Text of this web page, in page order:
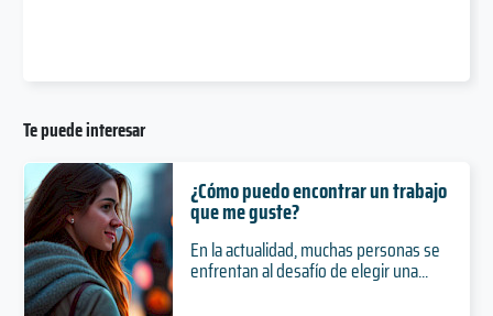
Te puede interesar
¿Cómo puedo encontrar un trabajo
que me guste?
En la actualidad, muchas personas se
enfrentan al desafío de elegir una...